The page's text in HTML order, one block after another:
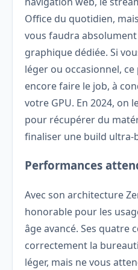
Office du quotidien,
vous faudra
graphique dédiée. Si
léger ou occasionnel,
encore faire le job, à
votre GPU. En 2024, on
pour récupérer du
finaliser une build ultra-
Performances
Avec son architecture
honorable pour les
âge avancé. Ses quatre
correctement la
léger, mais ne vous